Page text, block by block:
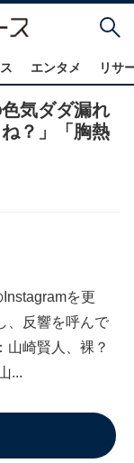
エンタメ リサ
気ダダ漏れ
？」「胸熱
を更
、反響を呼んで
崎賢人、裸？
...